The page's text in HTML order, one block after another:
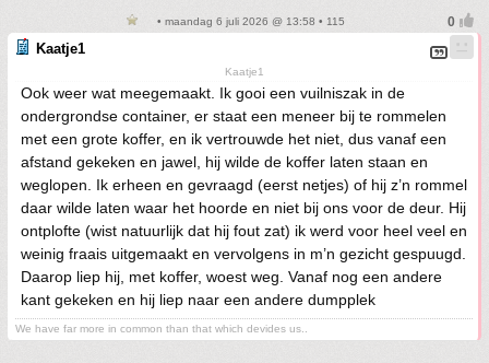
• maandag 6 juli 2026 @ 13:58 • 115
Kaatje1
Kaatje1
Ook weer wat meegemaakt. Ik gooi een vuilniszak in de
ondergrondse container, er staat een meneer bij te rommelen
met een grote koffer, en ik vertrouwde het niet, dus vanaf een
afstand gekeken en jawel, hij wilde de koffer laten staan en
weglopen. Ik erheen en gevraagd (eerst netjes) of hij z’n rommel
daar wilde laten waar het hoorde en niet bij ons voor de deur. Hij
ontplofte (wist natuurlijk dat hij fout zat) ik werd voor heel veel en
weinig fraais uitgemaakt en vervolgens in m’n gezicht gespuugd.
Daarop liep hij, met koffer, woest weg. Vanaf nog een andere
kant gekeken en hij liep naar een andere dumpplek
We have far more in common than that which devides us..